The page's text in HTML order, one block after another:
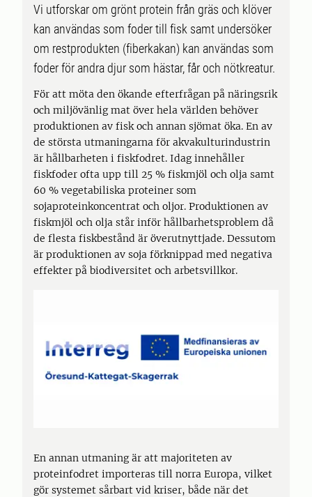
Vi utforskar om grönt protein från gräs och klöver
kan användas som foder till fisk samt undersöker
om restprodukten (fiberkakan) kan användas som
foder för andra djur som hästar, får och nötkreatur.
För att möta den ökande efterfrågan på näringsrik
och miljövänlig mat över hela världen behöver
produktionen av fisk och annan sjömat öka. En av
de största utmaningarna för akvakulturindustrin
är hållbarheten i fiskfodret. Idag innehåller
fiskfoder ofta upp till 25 % fiskmjöl och olja samt
60 % vegetabiliska proteiner som
sojaproteinkoncentrat och oljor. Produktionen av
fiskmjöl och olja står inför hållbarhetsproblem då
de flesta fiskbestånd är överutnyttjade. Dessutom
är produktionen av soja förknippad med negativa
effekter på biodiversitet och arbetsvillkor.
En annan utmaning är att majoriteten av
proteinfodret importeras till norra Europa, vilket
gör systemet sårbart vid kriser, både när det